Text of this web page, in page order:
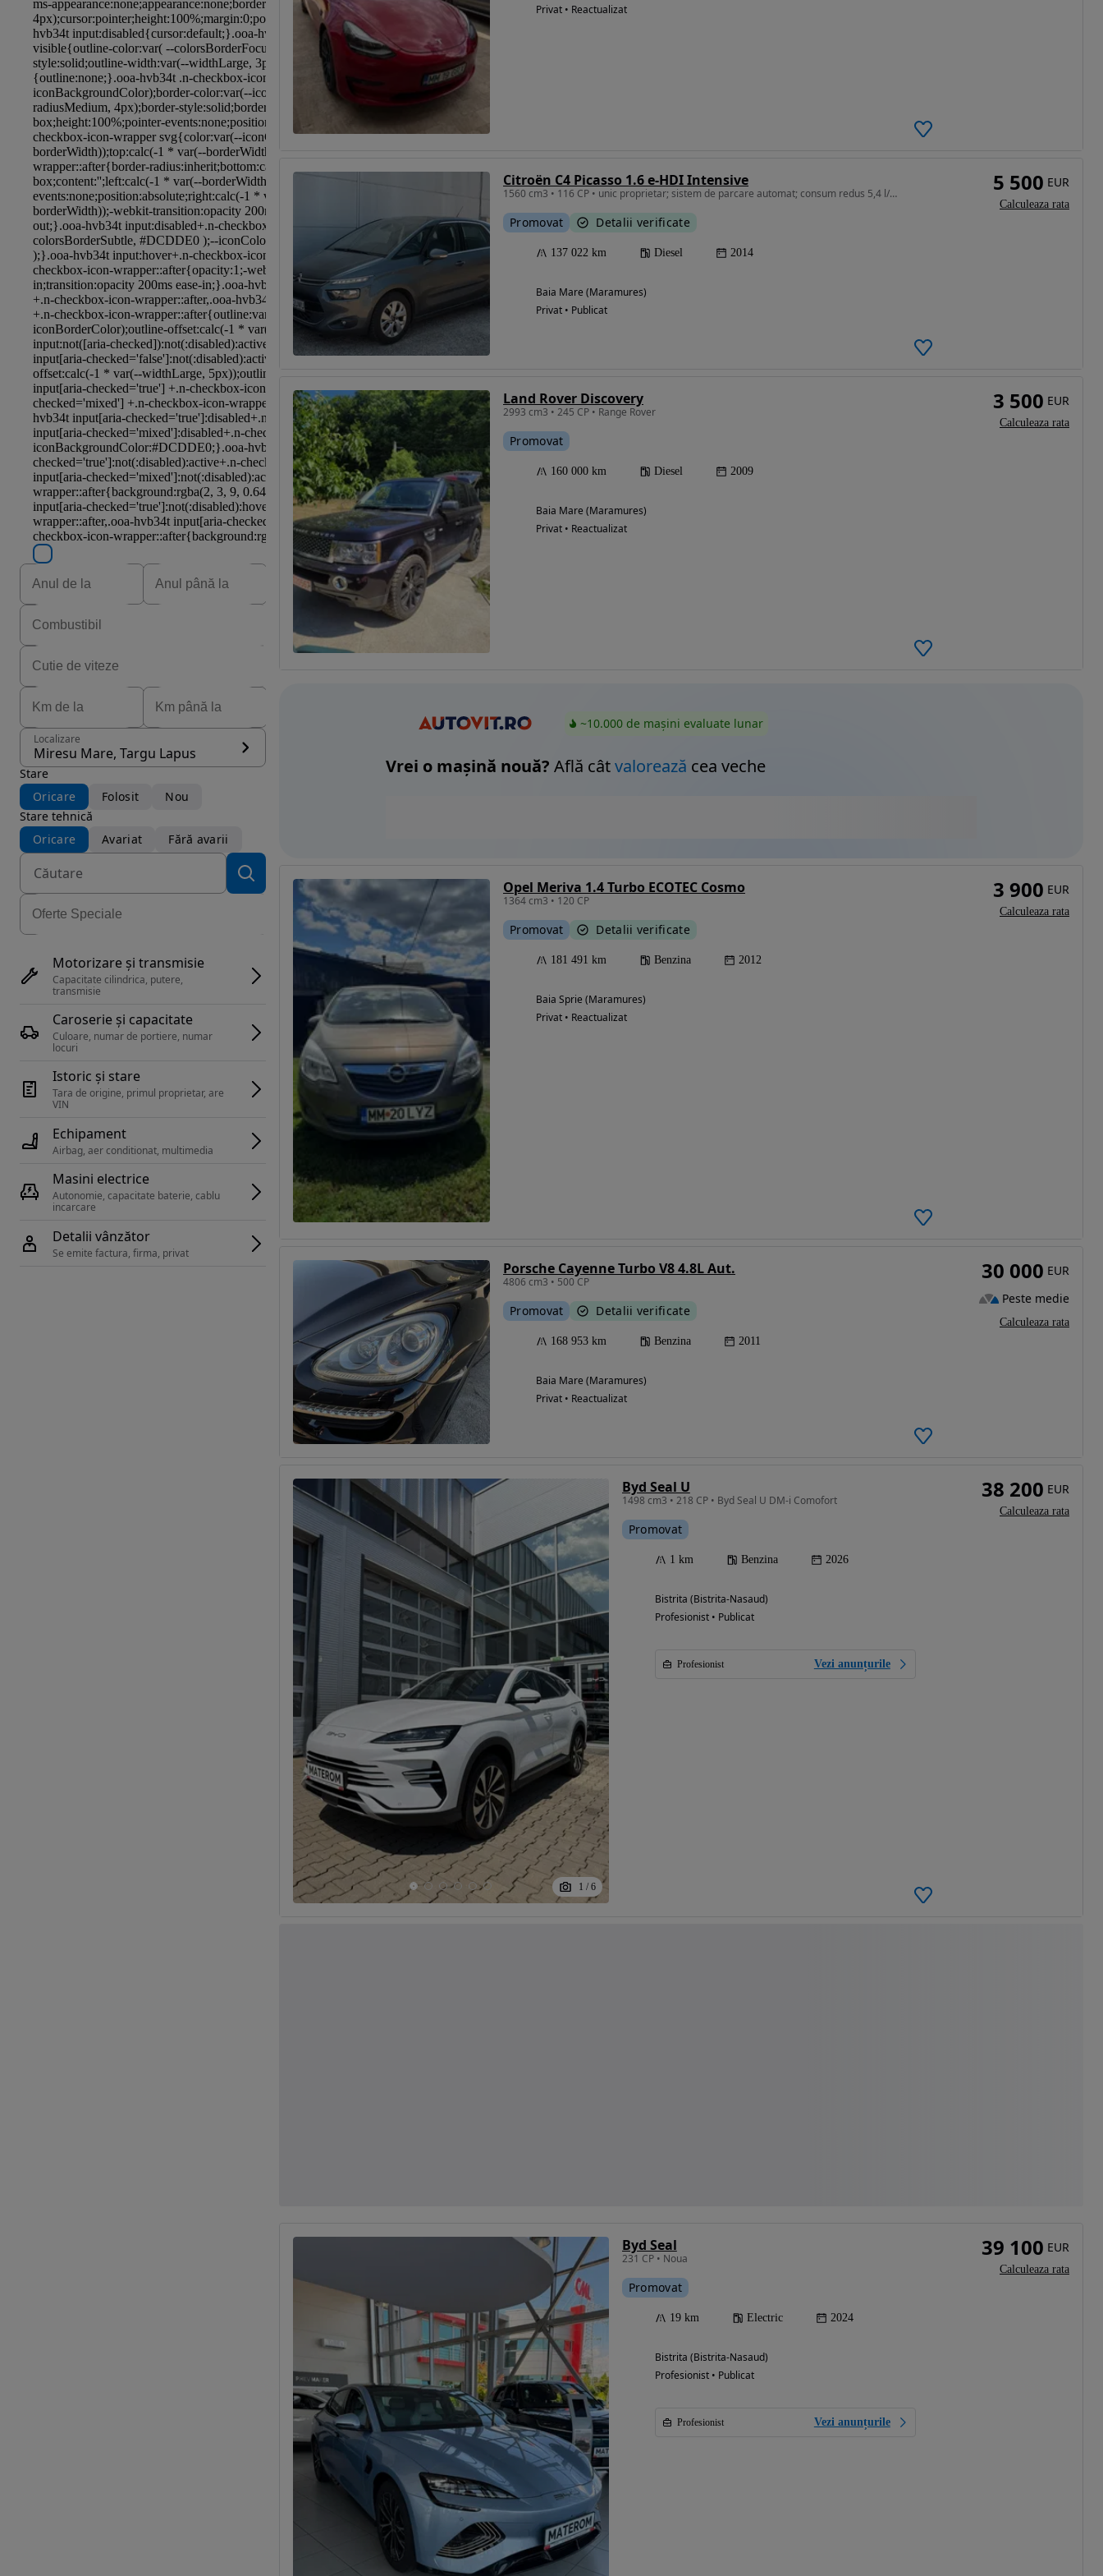
Eligibil pentru
Localizare
Miresu Mare, Targu Lapus
Stare
Oricare
Folosit
Nou
Stare tehnică
Oricare
Avariat Fără avarii
Motorizare și transmisie
Capacitate cilindrica, putere,
transmisie
Caroserie și capacitate
Culoare, numar de portiere, numar
locuri
Istoric și stare
Tara de origine, primul proprietar, are
Echipament
Airbag, aer conditionat, multimedia
Masini electrice
Autonomie, capacitate baterie, cablu
Detalii vânzător
Se emite factura, firma, privat
Privat • Reactualizat
Citroën C4 Picasso 1.6 e-HDI Intensive
1560 cm3 • 116 CP • unic proprietar; sistem de parcare automat; consum redus 5,4 l/100km
Promovat Detalii verificate
137 022 km Diesel 2014
Baia Mare (Maramures)
Privat • Publicat
5 500 EUR
Calculeaza rata
Land Rover Discovery
2993 cm3 • 245 CP • Range Rover
Promovat
160 000 km Diesel 2009
Baia Mare (Maramures)
Privat • Reactualizat
3 500 EUR
Calculeaza rata
~10.000 de mașini evaluate lunar
Vrei o mașină nouă? Află câtvalorează cea veche
Opel Meriva 1.4 Turbo ECOTEC Cosmo
1364 cm3 • 120 CP
Promovat Detalii verificate
181 491 km Benzina 2012
Baia Sprie (Maramures)
Privat • Reactualizat
3 900 EUR
Calculeaza rata
Porsche Cayenne Turbo V8 4.8L Aut.
4806 cm3 • 500 CP
Promovat Detalii verificate
168 953 km Benzina 2011
Baia Mare (Maramures)
Privat • Reactualizat
30 000 EUR
Peste medie
Calculeaza rata
1 / 6
Byd Seal U
1498 cm3 • 218 CP • Byd Seal U DM-i Comofort
Promovat
1 km Benzina 2026
Bistrita (Bistrita-Nasaud)
Profesionist • Publicat
Profesionist Vezi anunțurile
38 200 EUR
Calculeaza rata
Byd Seal
231 CP • Noua
Promovat
19 km Electric 2024
Bistrita (Bistrita-Nasaud)
Profesionist • Publicat
Profesionist Vezi anunțurile
39 100 EUR
Calculeaza rata